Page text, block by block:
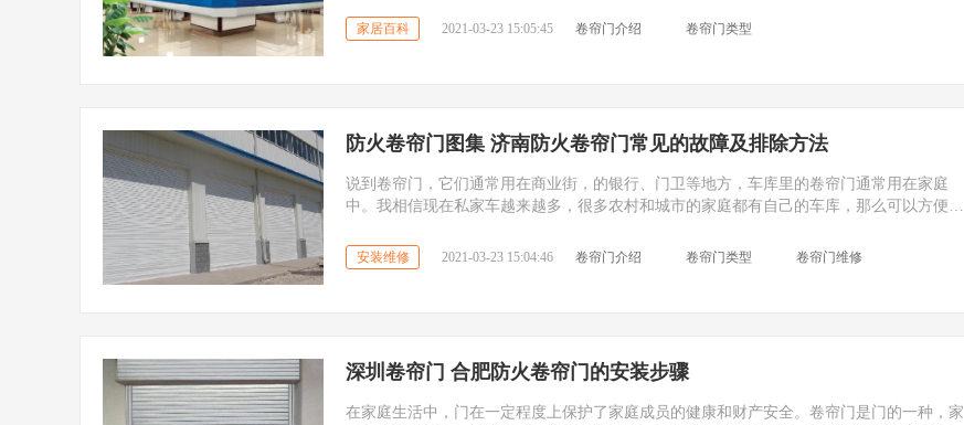
家居百科 2021-03-23 15:05:45 卷帘门介绍 卷帘门类型
防火卷帘门图集 济南防火卷帘门常见的故障及排除方法
说到卷帘门，它们通常用在商业街，的银行、门卫等地方，车库里的卷帘门通常用在家庭
中。我相信现在私家车越来越多，很多农村和城市的家庭都有自己的车库，那么可以方便开
要知道一些简单的排除故障的方法
安装维修 2021-03-23 15:04:46 卷帘门介绍 卷帘门类型 卷帘门维修
深圳卷帘门 合肥防火卷帘门的安装步骤
在家庭生活中，门在一定程度上保护了家庭成员的健康和财产安全。卷帘门是门的一种，家